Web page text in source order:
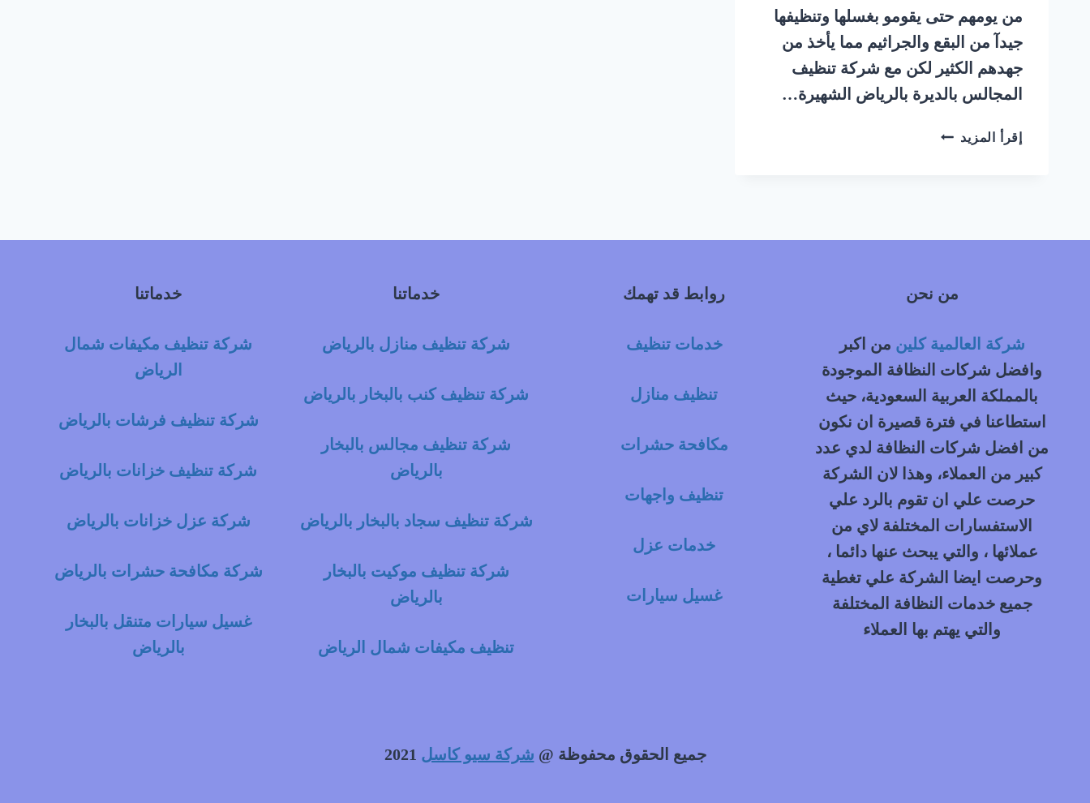
من يومهم حتى يقومو بغسلها وتنظيفها
جيدآ من البقع والجراثيم مما يأخذ من
جهدهم الكثير لكن مع شركة تنظيف
المجالس بالديرة بالرياض الشهيرة…
إقرأ المزيد شركة
من نحن
شركة العالمية كلين من اكبر
وافضل شركات النظافة الموجودة
بالمملكة العربية السعودية، حيث
استطاعنا في فترة قصيرة ان نكون
من افضل شركات النظافة لدي عدد
كبير من العملاء، وهذا لان الشركة
حرصت علي ان تقوم بالرد علي
الاستفسارات المختلفة لاي من
عملائها ، والتي يبحث عنها دائما ،
وحرصت ايضا الشركة علي تغطية
جميع خدمات النظافة المختلفة
والتي يهتم بها العملاء
روابط قد تهمك
خدمات تنظيف
تنظيف منازل
مكافحة حشرات
تنظيف واجهات
خدمات عزل
غسيل سيارات
خدماتنا
شركة تنظيف منازل بالرياض
شركة تنظيف كنب بالبخار بالرياض
شركة تنظيف مجالس بالبخار
بالرياض
شركة تنظيف سجاد بالبخار بالرياض
شركة تنظيف موكيت بالبخار
بالرياض
تنظيف مكيفات شمال الرياض
خدماتنا
شركة تنظيف مكيفات شمال
الرياض
شركة تنظيف فرشات بالرياض
شركة تنظيف خزانات بالرياض
شركة عزل خزانات بالرياض
شركة مكافحة حشرات بالرياض
غسيل سيارات متنقل بالبخار
بالرياض
جميع الحقوق محفوظة @ شركة سيو كاسل